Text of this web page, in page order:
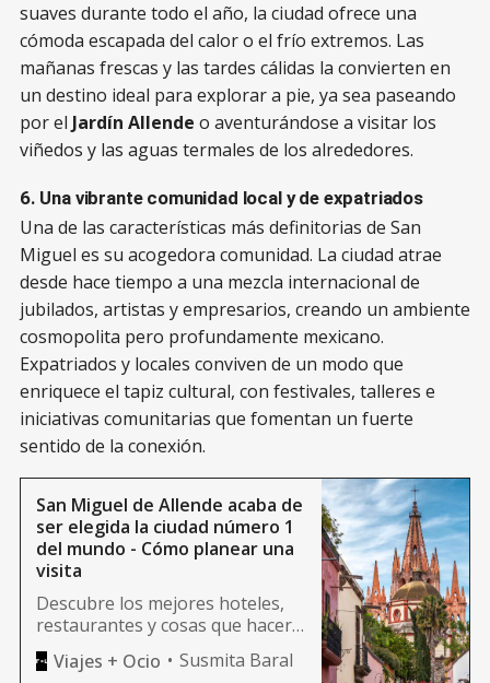
suaves durante todo el año, la ciudad ofrece una
cómoda escapada del calor o el frío extremos. Las
mañanas frescas y las tardes cálidas la convierten en
un destino ideal para explorar a pie, ya sea paseando
por el Jardín Allende o aventurándose a visitar los
viñedos y las aguas termales de los alrededores.
6. Una vibrante comunidad local y de expatriados
Una de las características más definitorias de San
Miguel es su acogedora comunidad. La ciudad atrae
desde hace tiempo a una mezcla internacional de
jubilados, artistas y empresarios, creando un ambiente
cosmopolita pero profundamente mexicano.
Expatriados y locales conviven de un modo que
enriquece el tapiz cultural, con festivales, talleres e
iniciativas comunitarias que fomentan un fuerte
sentido de la conexión.
San Miguel de Allende acaba de
ser elegida la ciudad número 1
del mundo - Cómo planear una
visita
Descubre los mejores hoteles,
restaurantes y cosas que hacer
con esta guía de viaje de San
Miguel de Allende.
Viajes + Ocio Susmita Baral